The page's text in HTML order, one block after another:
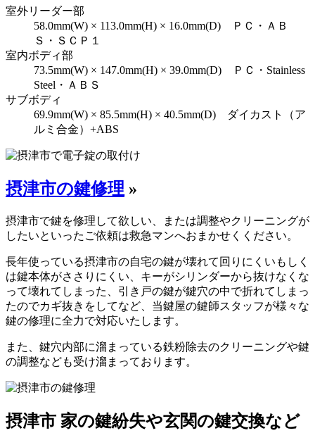
室外リーダー部
58.0mm(W) × 113.0mm(H) × 16.0mm(D) ＰＣ・ＡＢ
Ｓ・ＳＣＰ１
室内ボディ部
73.5mm(W) × 147.0mm(H) × 39.0mm(D) ＰＣ・Stainless
Steel・ＡＢＳ
サブボディ
69.9mm(W) × 85.5mm(H) × 40.5mm(D) ダイカスト（ア
ルミ合金）+ABS
摂津市の鍵修理 »
摂津市で鍵を修理して欲しい、または調整やクリーニングが
したいといったご依頼は救急マンへおまかせくください。
長年使っている摂津市の自宅の鍵が壊れて回りにくいもしく
は鍵本体がささりにくい、キーがシリンダーから抜けなくな
って壊れてしまった、引き戸の鍵が鍵穴の中で折れてしまっ
たのでカギ抜きをしてなど、当鍵屋の鍵師スタッフが様々な
鍵の修理に全力で対応いたします。
また、鍵穴内部に溜まっている鉄粉除去のクリーニングや鍵
の調整なども受け溜まっております。
摂津市 家の鍵紛失や玄関の鍵交換など